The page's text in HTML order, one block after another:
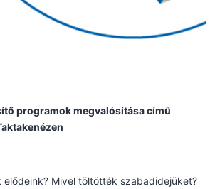
programok megvalósítása című
elődeink? Mivel töltötték szabadidejüket?